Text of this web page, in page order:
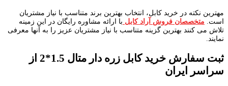
مهترین نکته در خرید کابل، انتخاب بهترین برند متناسب با نیاز مشتریان
است. متخصصان فروش آراد کابل با ارائه مشاوره رایگان در این زمینه
تلاش می کنند بهترین گزینه متناسب با نیاز مشتریان عزیز را به آنها معرفی
نمایند.
ثبت سفارش خرید کابل زره دار متال 1.5*2 از
سراسر ایران